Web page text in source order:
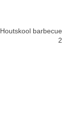
Houtskool barbecue
2